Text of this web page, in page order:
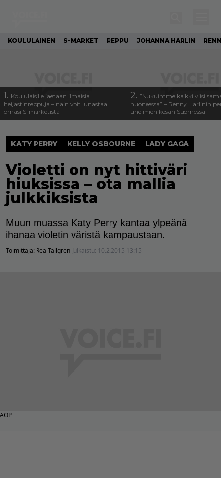
KOULULAINEN S-MARKET REPPU JOHANNA HARLIN
1. Koululaisille jaetaan ilmaisia
heijastinreppuja – näin voit lunastaa
omasi S-marketista
2. ”Nukuimme kaikki viisi
huoneessa” – Renny Harlinin
unelmien kesän Suomessa
KATY PERRY KELLY OSBOURNE LADY GAGA
Violetti on nyt hittiväri
hiuksissa – ota mallia
julkkiksista
Muun muassa Katy Perry kantaa ylpeänä
ihanaa violetin väristä kampaustaan.
Toimittaja: Rea Tallgren Julkaistu: 10.2.2015 13:15
AOP